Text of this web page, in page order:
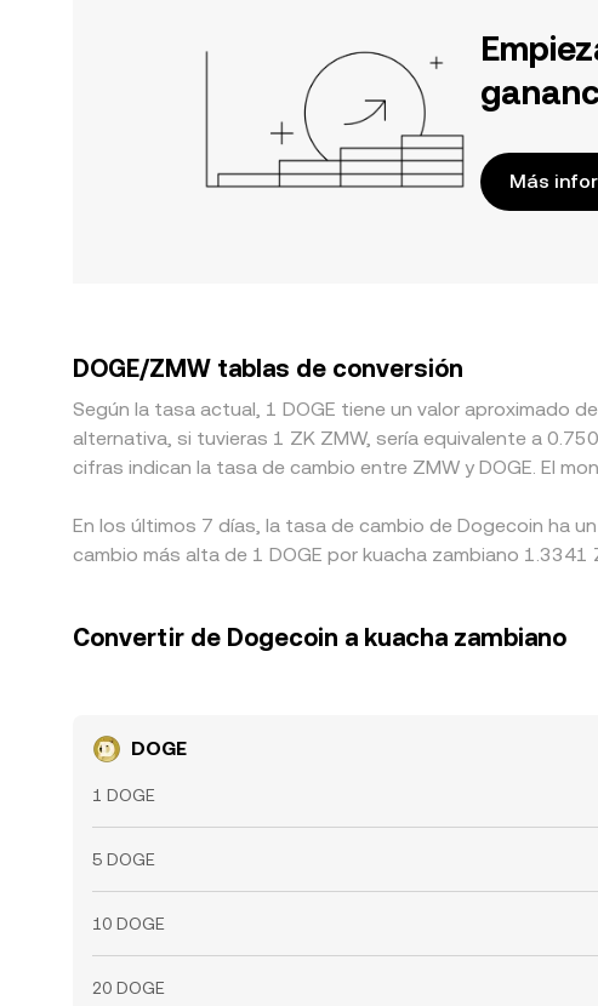
Más
DOGE/ZMW tablas de conversión
Según la tasa actual, 1 DOGE tiene un valor aproximado
alternativa, si tuvieras 1 ZK ZMW, sería equivalente a
cifras indican la tasa de cambio entre ZMW y DOGE. El
En los últimos 7 días, la tasa de cambio de Dogecoin ha
cambio más alta de 1 DOGE por kuacha zambiano
Convertir de Dogecoin a kuacha zambiano
DOGE
1 DOGE
5 DOGE
10 DOGE
20 DOGE